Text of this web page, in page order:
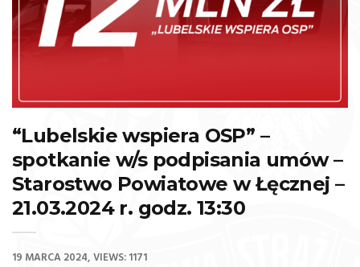
“Lubelskie wspiera OSP” –
spotkanie w/s podpisania umów –
Starostwo Powiatowe w Łęcznej –
21.03.2024 r. godz. 13:30
19 MARCA 2024 VIEWS: 1171